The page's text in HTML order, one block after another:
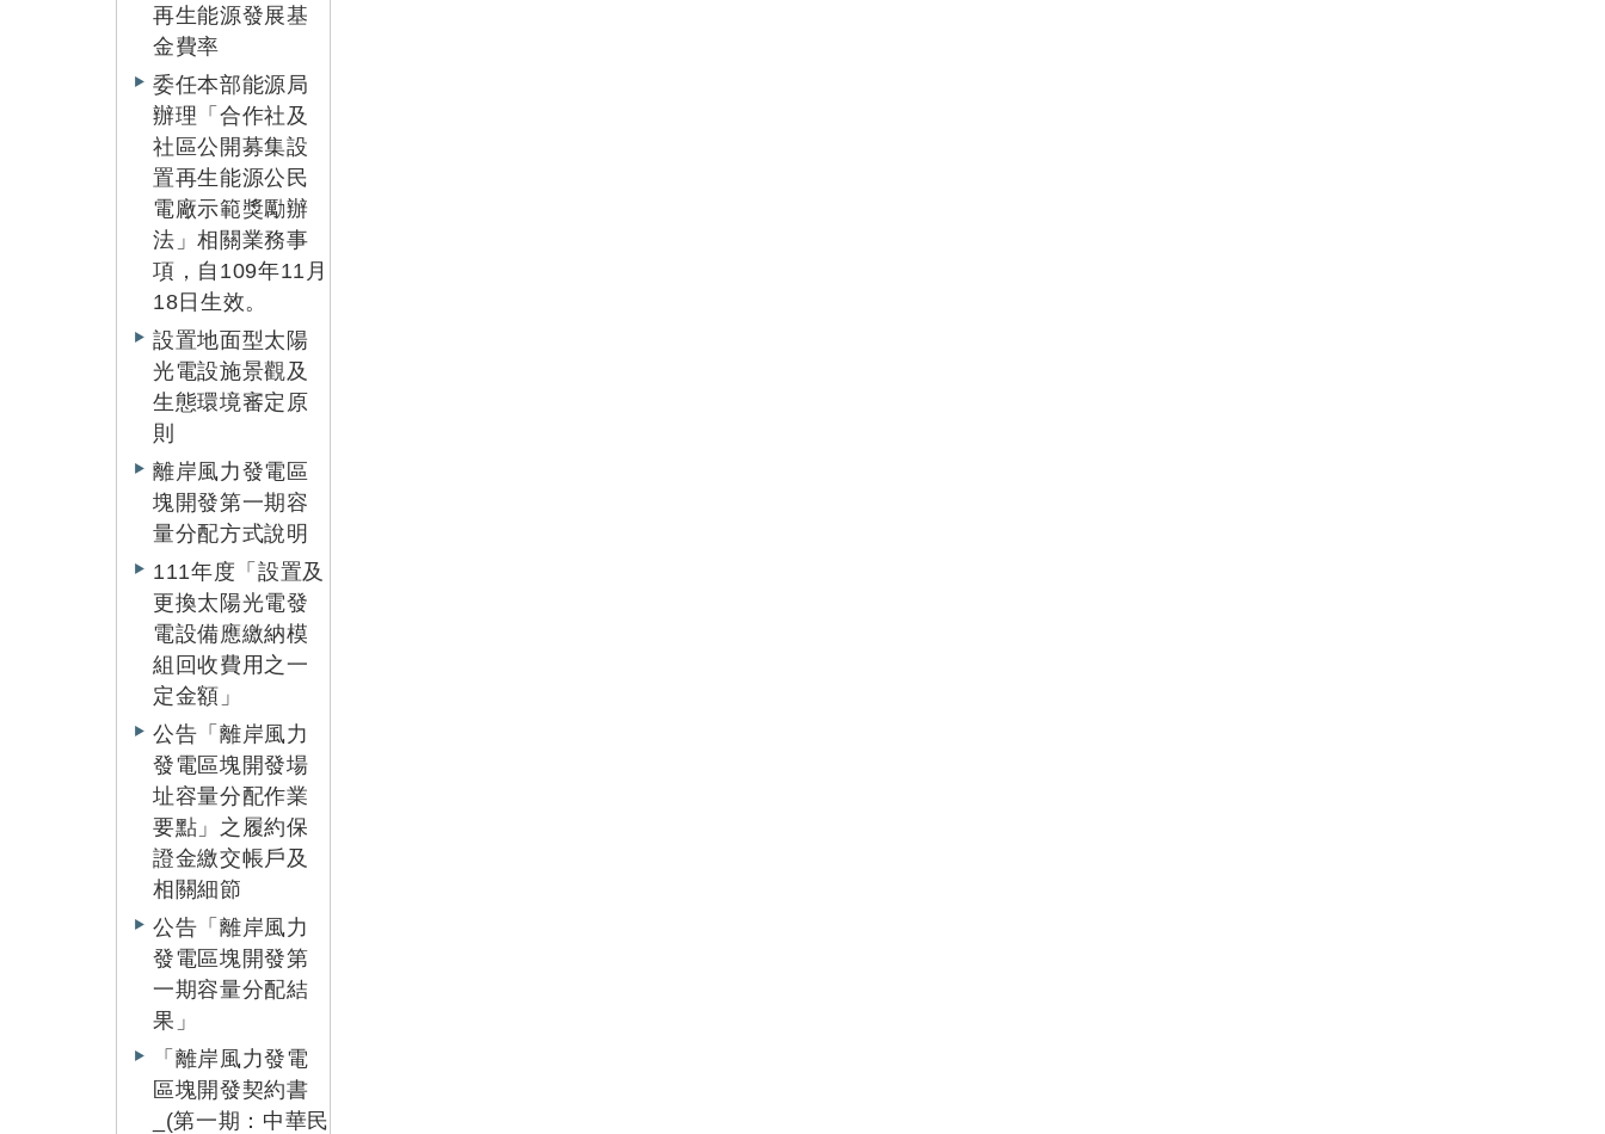
再生能源發展基
金費率
委任本部能源局
辦理「合作社及
社區公開募集設
置再生能源公民
電廠示範獎勵辦
法」相關業務事
項，自109年11月
18日生效。
設置地面型太陽
光電設施景觀及
生態環境審定原
則
離岸風力發電區
塊開發第一期容
量分配方式說明
111年度「設置及
更換太陽光電發
電設備應繳納模
組回收費用之一
定金額」
公告「離岸風力
發電區塊開發場
址容量分配作業
要點」之履約保
證金繳交帳戶及
相關細節
公告「離岸風力
發電區塊開發第
一期容量分配結
果」
「離岸風力發電
區塊開發契約書
_(第一期：中華民